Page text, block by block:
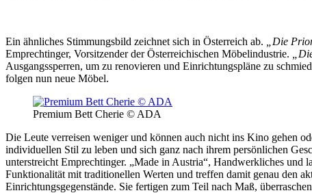
Ein ähnliches Stimmungsbild zeichnet sich in Österreich ab. „Die
Emprechtinger, Vorsitzender der Österreichischen Möbelindustrie.
Ausgangssperren, um zu renovieren und Einrichtungspläne zu
folgen nun neue Möbel.
Premium Bett Cherie © ADA
Die Leute verreisen weniger und können auch nicht ins Kino gehen
individuellen Stil zu leben und sich ganz nach ihrem persönlichen
unterstreicht Emprechtinger. „Made in Austria“, Handwerkliches und
Funktionalität mit traditionellen Werten und treffen damit genau den
Einrichtungsgegenstände. Sie fertigen zum Teil nach Maß,